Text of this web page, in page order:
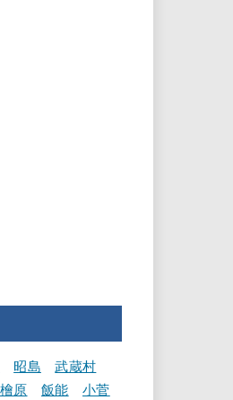
昭島
武蔵村
檜原 飯能 小菅